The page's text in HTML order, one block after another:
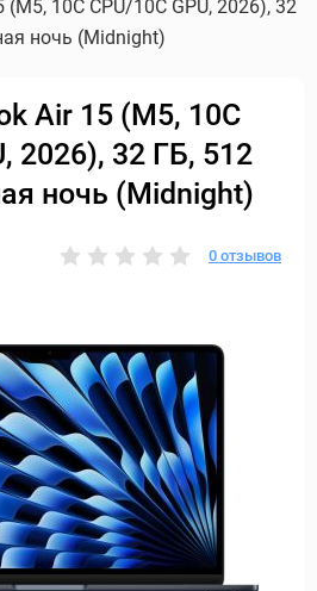
10C CPU/10C GPU, 2026), 32
ночь (Midnight)
Air 15 (M5, 10C
2026), 32 ГБ, 512
ночь (Midnight)
0 отзывов